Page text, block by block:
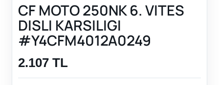
CF MOTO 250NK 6. VITES
DISLI KARSILIGI
#Y4CFM4012A0249
2.107 TL